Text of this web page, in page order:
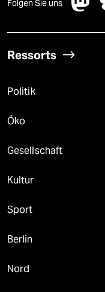
Folgen Sie uns
Ressorts
Politik
Öko
Gesellschaft
Kultur
Sport
Berlin
Nord